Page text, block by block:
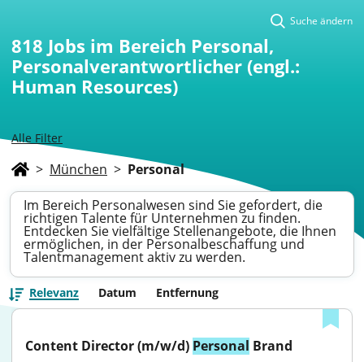
Alle Filter
Suche ändern
818 Jobs im Bereich Personal,
Personalverantwortlicher (engl.:
Human Resources)
> München > Personal
Im Bereich Personalwesen sind Sie gefordert, die
richtigen Talente für Unternehmen zu finden.
Entdecken Sie vielfältige Stellenangebote, die Ihnen
ermöglichen, in der Personalbeschaffung und
Talentmanagement aktiv zu werden.
Relevanz Datum Entfernung
Content Director (m/w/d) Personal Brand